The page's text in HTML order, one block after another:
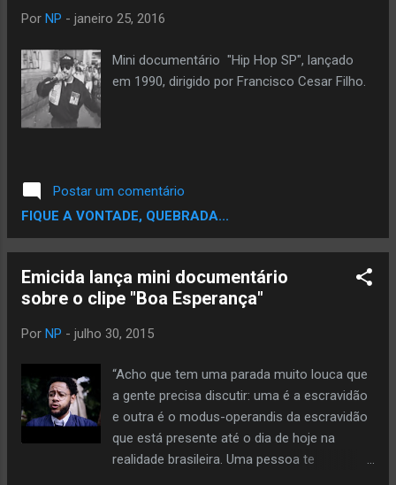
LEIA TAMBEM O real significado da palavra
Por NP - janeiro 25, 2016
Mini documentário "Hip Hop SP", lançado
em 1990, dirigido por Francisco Cesar Filho.
Postar um comentário
FIQUE A VONTADE, QUEBRADA...
Emicida lança mini documentário
sobre o clipe "Boa Esperança"
Por NP - julho 30, 2015
“Acho que tem uma parada muito louca que
a gente precisa discutir: uma é a escravidão
e outra é o modus-operandis da escravidão
que está presente até o dia de hoje na
realidade brasileira. Uma pessoa te